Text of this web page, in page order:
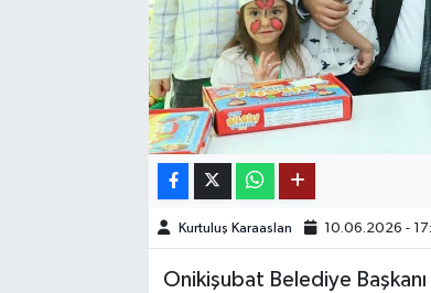
Kurtuluş Karaaslan 10.06.2026 -
Onikişubat Belediye
OTOMOTİV